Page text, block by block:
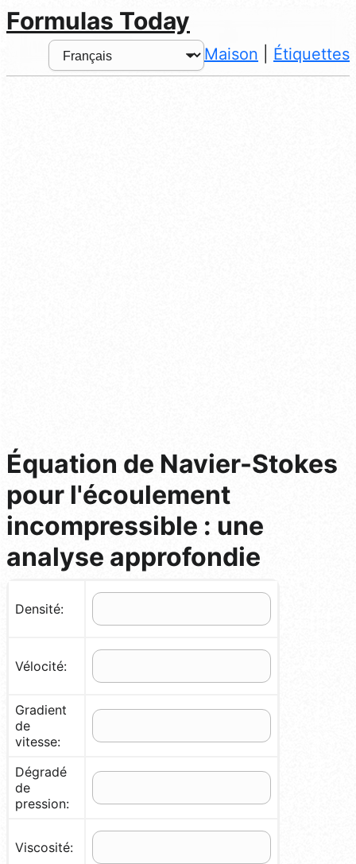
Formulas Today
Maison Étiquettes
Équation de Navier-Stokes
pour l'écoulement
incompressible : une
analyse approfondie
Densité:
Vélocité:
Gradient
de
vitesse:
Dégradé
de
pression:
Viscosité: